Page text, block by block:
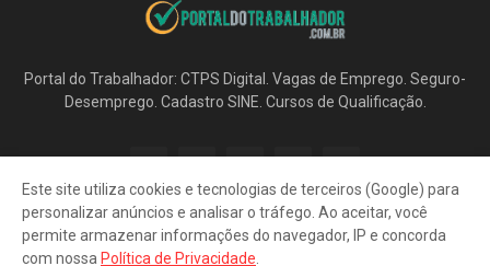
Portal do Trabalhador: CTPS Digital. Vagas de Emprego. Seguro-
Desemprego. Cadastro SINE. Cursos de Qualificação.
Este site utiliza cookies e tecnologias de terceiros (Google) para
personalizar anúncios e analisar o tráfego. Ao aceitar, você
permite armazenar informações do navegador, IP e concorda
com nossa Política de Privacidade